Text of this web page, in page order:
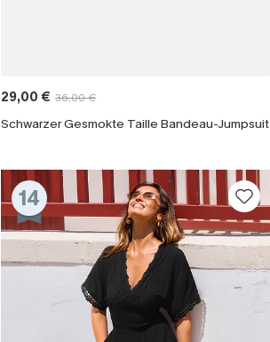
29,00 € 36,00 €
Schwarzer Gesmokte Taille Bandeau-Jumpsuit
14